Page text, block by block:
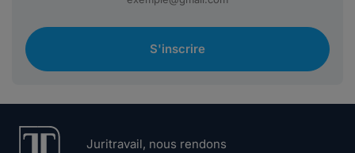
S'inscrire
Juritravail, nous rendons